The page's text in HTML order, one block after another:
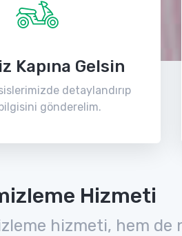
Kapına Gelsin
detaylandırıp
gönderelim.
Hizmeti
hizmeti, hem de